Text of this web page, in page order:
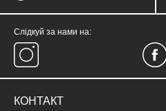
Слідкуй за нами на:
КОНТАКТ